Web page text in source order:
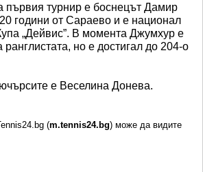
първия турнир е боснецът Дамир
години от Сараево и е национал
„Дейвис”. В момента Джумхур е
но е достигал до 204-о
е Веселина Донева.
(m.tennis24.bg) може да видите